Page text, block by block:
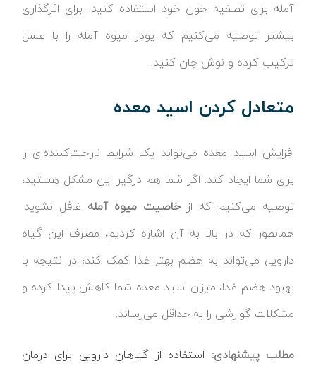
آمله برای تصفیه خون خود استفاده کنید. برای اثرگذاری
بیشتر توصیه می‌کنیم که پودر میوه آمله را با عسل
ترکیب کرده و نوش جان کنید.
متعادل کردن اسید معده
افزایش اسید معده می‌تواند یک شرایط ناراحت‌کننده‌ای را
برای شما ایجاد کند. اگر شما هم درگیر این مشکل هستید،
توصیه می‌کنیم که ازخاصیت میوه آمله غافل نشوید.
همانطور که در بالا به آن اشاره کردیم، مصرف این گیاه
دارویی می‌تواند به هضم بهتر غذا کمک کند؛ در نتیجه با
بهبود هضم غذا، میزان اسید معده شما کاهش پیدا کرده و
مشکلات گوارشی را به حداقل می‌رساند.
مطلب پیشنهادی: استفاده از گیاهان دارویی برای درمان